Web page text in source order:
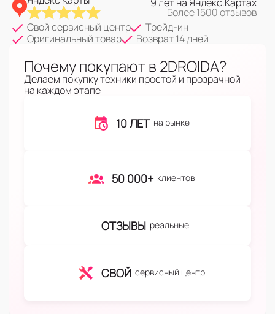
Более 1500 отзывов
Свой сервисный центр
Трейд-ин
Оригинальный товар
Возврат 14 дней
Почему покупают в 2DROIDA?
Делаем покупку техники простой и прозрачной
на каждом этапе
10 ЛЕТ на рынке
50 000+ клиентов
ОТЗЫВЫ реальные
СВОЙ сервисный центр